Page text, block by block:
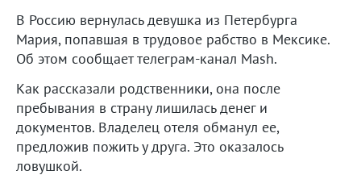
В Россию вернулась девушка из Петербурга
Мария, попавшая в трудовое рабство в Мексике.
Об этом сообщает телеграм-канал Mash.
Как рассказали родственники, она после
пребывания в страну лишилась денег и
документов. Владелец отеля обманул ее,
предложив пожить у друга. Это оказалось
ловушкой.